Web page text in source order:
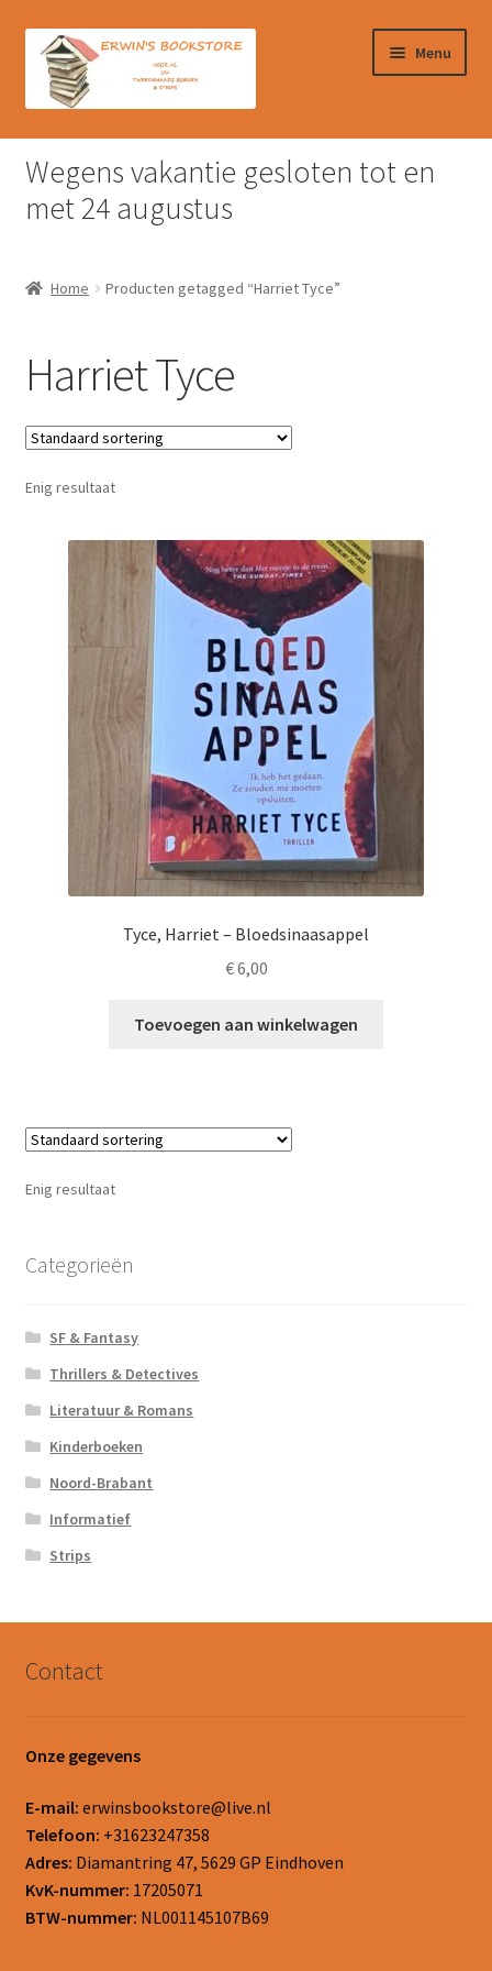
door
naar
naar
Menu
Home
Afrekenen
Verzendkosten & Ophalen boeken
Winkelmand
Wegens vakantie gesloten tot en
met 24 augustus
Home Producten getagged “Harriet Tyce”
Harriet Tyce
Enig resultaat
Tyce, Harriet – Bloedsinaasappel
€6,00
Toevoegen aan winkelwagen
Enig resultaat
Categorieën
SF & Fantasy
Thrillers & Detectives
Literatuur & Romans
Kinderboeken
Noord-Brabant
Informatief
Strips
Contact
Onze gegevens
E-mail: erwinsbookstore@live.nl
Telefoon: +31623247358
Adres: Diamantring 47, 5629 GP Eindhoven
KvK-nummer: 17205071
BTW-nummer: NL001145107B69